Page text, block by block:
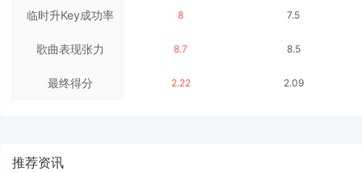
临时升Key成功率
歌曲表现张力
最终得分
8
8.7
2.22
7.5
8.5
2.09
推荐资讯